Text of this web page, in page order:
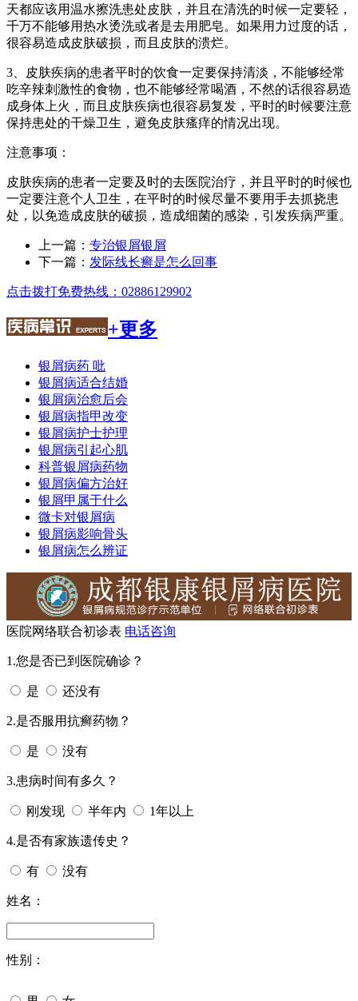
天都应该用温水擦洗患处皮肤，并且在清洗的时候一定要轻，
千万不能够用热水烫洗或者是去用肥皂。如果用力过度的话，
很容易造成皮肤破损，而且皮肤的溃烂。
3、皮肤疾病的患者平时的饮食一定要保持清淡，不能够经常
吃辛辣刺激性的食物，也不能够经常喝酒，不然的话很容易造
成身体上火，而且皮肤疾病也很容易复发，平时的时候要注意
保持患处的干燥卫生，避免皮肤瘙痒的情况出现。
注意事项：
皮肤疾病的患者一定要及时的去医院治疗，并且平时的时候也
一定要注意个人卫生，在平时的时候尽量不要用手去抓挠患
处，以免造成皮肤的破损，造成细菌的感染，引发疾病严重。
上一篇： 专治银屑银屑
下一篇： 发际线长癣是怎么回事
点击拨打免费热线：02886129902
+更多
银屑病药 吡
银屑病适合结婚
银屑病治愈后会
银屑病指甲改变
银屑病护士护理
银屑病引起心肌
科普银屑病药物
银屑病偏方治好
银屑甲属于什么
微卡对银屑病
银屑病影响骨头
银屑病怎么辨证
医院网络联合初诊表 电话咨询
1.您是否已到医院确诊？
是 还没有
2.是否服用抗癣药物？
是 没有
3.患病时间有多久？
刚发现 半年内 1年以上
4.是否有家族遗传史？
有 没有
姓名：
性别：